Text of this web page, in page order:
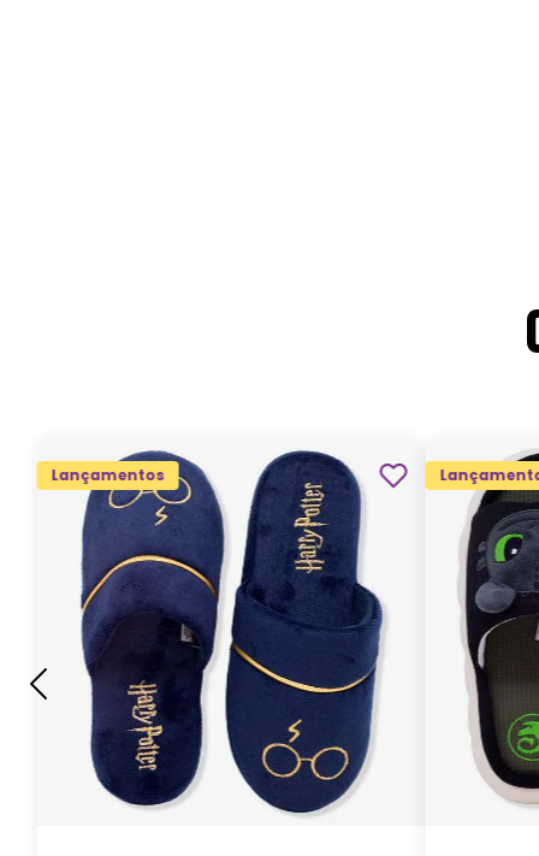
Lançamentos
G GG M P
ADICIONAR AO
CARRINHO